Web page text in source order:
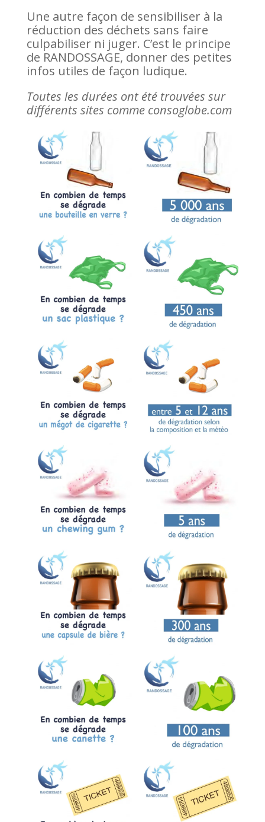
Une autre façon de sensibiliser à la
réduction des déchets sans faire
culpabiliser ni juger. C’est le principe
de RANDOSSAGE, donner des petites
infos utiles de façon ludique.
Toutes les durées ont été trouvées sur
différents sites comme consoglobe.com